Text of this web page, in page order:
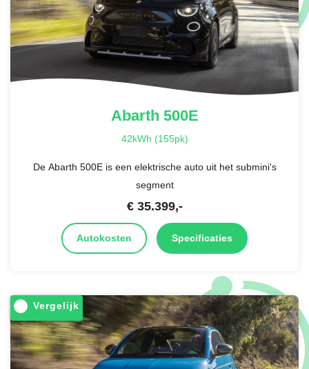
Abarth 500E
42kWh (155pk)
De Abarth 500E is een elektrische auto uit het submini's
segment
€ 35.399,-
Autokosten Specificaties
Vergelijk